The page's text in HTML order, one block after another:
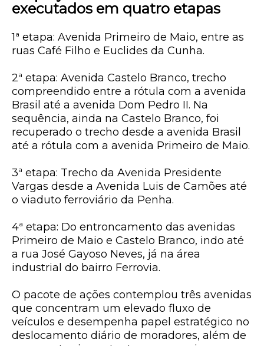
executados em quatro etapas
1ª etapa: Avenida Primeiro de Maio, entre as
ruas Café Filho e Euclides da Cunha.
2ª etapa: Avenida Castelo Branco, trecho
compreendido entre a rótula com a avenida
Brasil até a avenida Dom Pedro II. Na
sequência, ainda na Castelo Branco, foi
recuperado o trecho desde a avenida Brasil
até a rótula com a avenida Primeiro de Maio.
3ª etapa: Trecho da Avenida Presidente
Vargas desde a Avenida Luis de Camões até
o viaduto ferroviário da Penha.
4ª etapa: Do entroncamento das avenidas
Primeiro de Maio e Castelo Branco, indo até
a rua José Gayoso Neves, já na área
industrial do bairro Ferrovia.
O pacote de ações contemplou três avenidas
que concentram um elevado fluxo de
veículos e desempenha papel estratégico no
deslocamento diário de moradores, além de